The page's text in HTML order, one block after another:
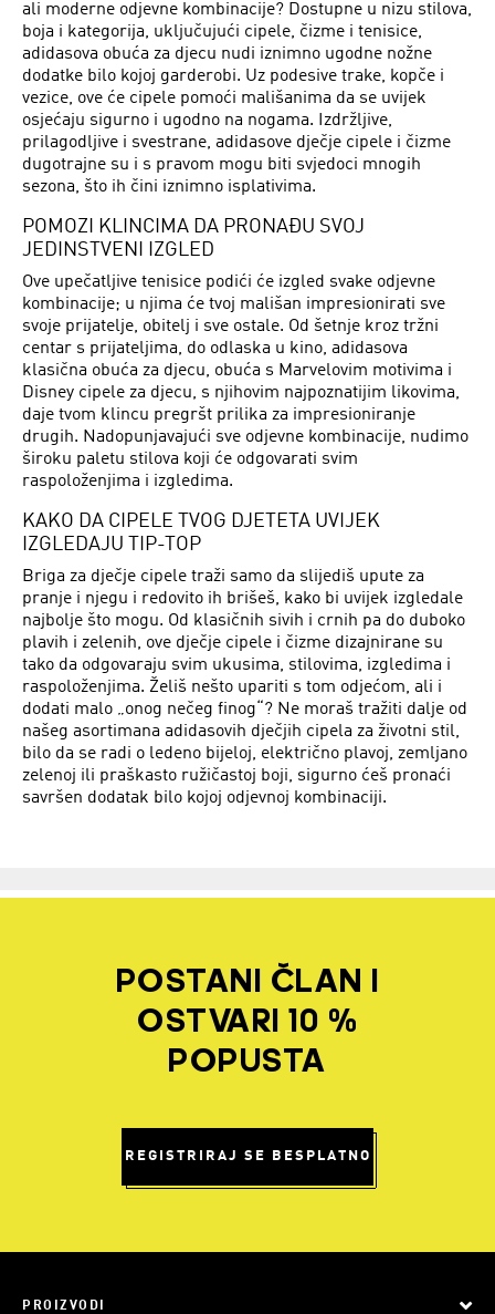
ali moderne odjevne kombinacije? Dostupne u nizu stilova,
boja i kategorija, uključujući cipele, čizme i tenisice,
adidasova obuća za djecu nudi iznimno ugodne nožne
dodatke bilo kojoj garderobi. Uz podesive trake, kopče i
vezice, ove će cipele pomoći mališanima da se uvijek
osjećaju sigurno i ugodno na nogama. Izdržljive,
prilagodljive i svestrane, adidasove dječje cipele i čizme
dugotrajne su i s pravom mogu biti svjedoci mnogih
sezona, što ih čini iznimno isplativima.
POMOZI KLINCIMA DA PRONAĐU SVOJ
JEDINSTVENI IZGLED
Ove upečatljive tenisice podići će izgled svake odjevne
kombinacije; u njima će tvoj mališan impresionirati sve
svoje prijatelje, obitelj i sve ostale. Od šetnje kroz tržni
centar s prijateljima, do odlaska u kino, adidasova
klasična obuća za djecu, obuća s Marvelovim motivima i
Disney cipele za djecu, s njihovim najpoznatijim likovima,
daje tvom klincu pregršt prilika za impresioniranje
drugih. Nadopunjavajući sve odjevne kombinacije, nudimo
široku paletu stilova koji će odgovarati svim
raspoloženjima i izgledima.
KAKO DA CIPELE TVOG DJETETA UVIJEK
IZGLEDAJU TIP-TOP
Briga za dječje cipele traži samo da slijediš upute za
pranje i njegu i redovito ih brišeš, kako bi uvijek izgledale
najbolje što mogu. Od klasičnih sivih i crnih pa do duboko
plavih i zelenih, ove dječje cipele i čizme dizajnirane su
tako da odgovaraju svim ukusima, stilovima, izgledima i
raspoloženjima. Želiš nešto upariti s tom odjećom, ali i
dodati malo „onog nečeg finog“? Ne moraš tražiti dalje od
našeg asortimana adidasovih dječjih cipela za životni stil,
bilo da se radi o ledeno bijeloj, električno plavoj, zemljano
zelenoj ili praškasto ružičastoj boji, sigurno ćeš pronaći
savršen dodatak bilo kojoj odjevnoj kombinaciji.
POSTANI ČLAN I
OSTVARI 10 %
POPUSTA
REGISTRIRAJ SE BESPLATNO
PROIZVODI